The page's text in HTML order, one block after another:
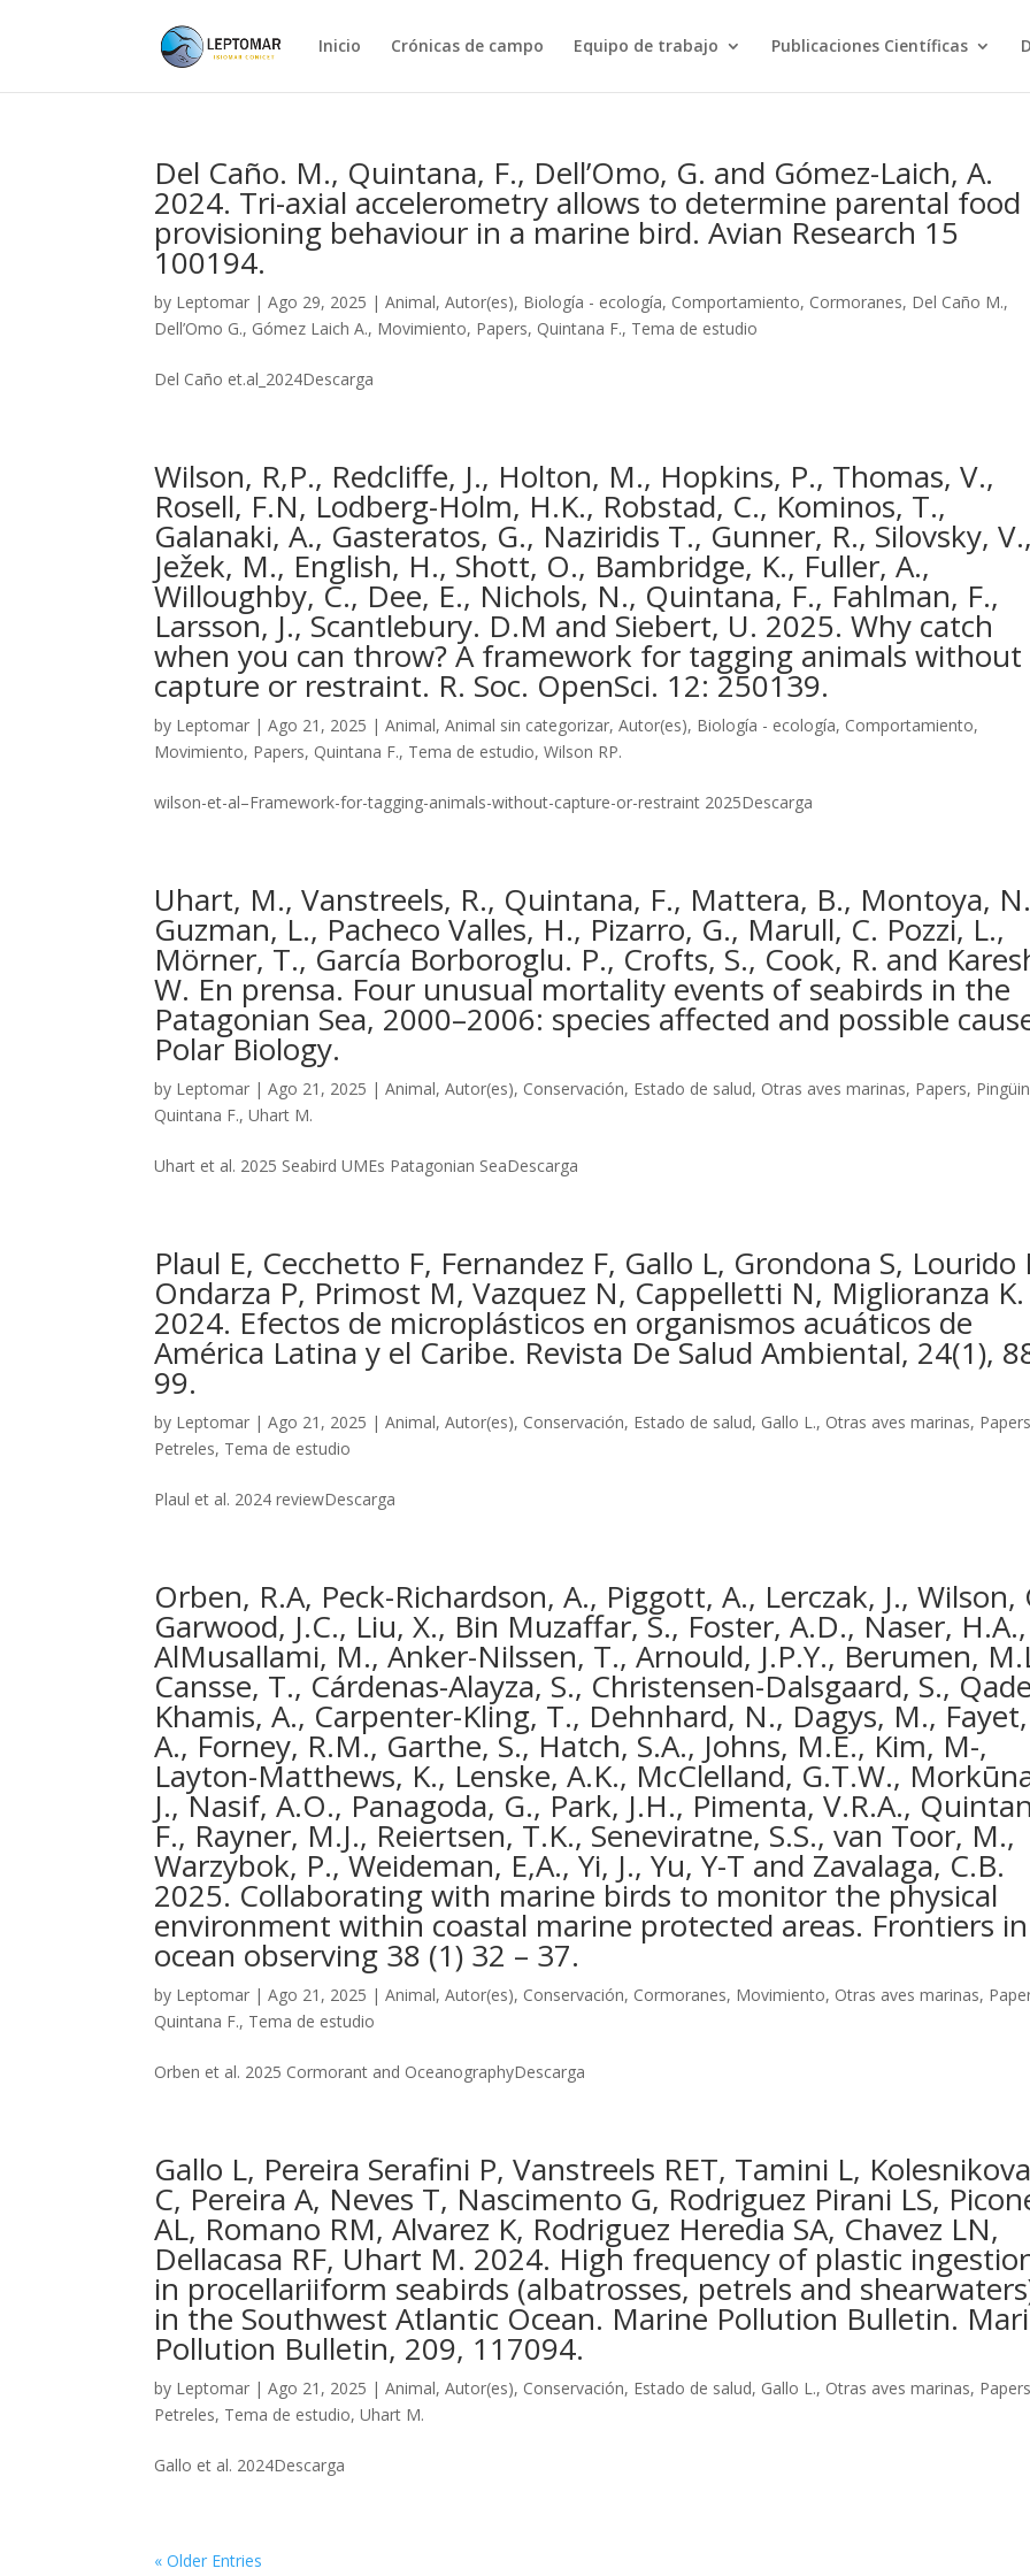
Inicio Crónicas de campo Equipo de trabajo Publicaciones Científicas
Del Caño. M., Quintana, F., Dell’Omo, G. and Gómez-Laich, A.
2024. Tri-axial accelerometry allows to determine parental food
provisioning behaviour in a marine bird. Avian Research 15
100194.
by Leptomar |Ago 29, 2025 |Animal,Autor(es), Biología - ecología, Comportamiento, Cormoranes, Del Caño M.,
Dell’Omo G., Gómez Laich A., Movimiento, Papers, Quintana F., Tema de estudio
Del Caño et.al_2024Descarga
Wilson, R,P., Redcliffe, J., Holton, M., Hopkins, P., Thomas, V.,
Rosell, F.N, Lodberg-Holm, H.K., Robstad, C., Kominos, T.,
Galanaki, A., Gasteratos, G., Naziridis T., Gunner, R., Silovsky, V.,
Ježek, M., English, H., Shott, O., Bambridge, K., Fuller, A.,
Willoughby, C., Dee, E., Nichols, N., Quintana, F., Fahlman, F.,
Larsson, J., Scantlebury. D.M and Siebert, U. 2025. Why catch
when you can throw? A framework for tagging animals without
capture or restraint. R. Soc. OpenSci. 12: 250139.
by Leptomar |Ago 21, 2025 |Animal,Animal sin categorizar,Autor(es), Biología - ecología, Comportamiento,
Movimiento, Papers, Quintana F., Tema de estudio,Wilson RP.
wilson-et-al–Framework-for-tagging-animals-without-capture-or-restraint 2025Descarga
Uhart, M., Vanstreels, R., Quintana, F., Mattera, B., Montoya,
Guzman, L., Pacheco Valles, H., Pizarro, G., Marull, C. Pozzi, L.,
Mörner, T., García Borboroglu. P., Crofts, S., Cook, R. and
W. En prensa. Four unusual mortality events of seabirds in the
Patagonian Sea, 2000–2006: species affected and possible
Polar Biology.
by Leptomar |Ago 21, 2025 |Animal,Autor(es), Conservación, Estado de salud, Otras aves marinas, Papers,
Quintana F.,Uhart M.
Uhart et al. 2025 Seabird UMEs Patagonian SeaDescarga
Plaul E, Cecchetto F, Fernandez F, Gallo L, Grondona S, Lourido
Ondarza P, Primost M, Vazquez N, Cappelletti N, Miglioranza K.
2024. Efectos de microplásticos en organismos acuáticos de
América Latina y el Caribe. Revista De Salud Ambiental, 24(1),
99.
by Leptomar |Ago 21, 2025 |Animal,Autor(es), Conservación, Estado de salud, Gallo L., Otras aves marinas, Papers
Petreles, Tema de estudio
Plaul et al. 2024 reviewDescarga
Orben, R.A, Peck-Richardson, A., Piggott, A., Lerczak, J., Wilson,
Garwood, J.C., Liu, X., Bin Muzaffar, S., Foster, A.D., Naser, H.A.,
AlMusallami, M., Anker-Nilssen, T., Arnould, J.P.Y., Berumen,
Cansse, T., Cárdenas-Alayza, S., Christensen-Dalsgaard, S.,
Khamis, A., Carpenter-Kling, T., Dehnhard, N., Dagys, M., Fayet,
A., Forney, R.M., Garthe, S., Hatch, S.A., Johns, M.E., Kim, M-,
Layton-Matthews, K., Lenske, A.K., McClelland, G.T.W.,
J., Nasif, A.O., Panagoda, G., Park, J.H., Pimenta, V.R.A.,
F., Rayner, M.J., Reiertsen, T.K., Seneviratne, S.S., van Toor, M.,
Warzybok, P., Weideman, E,A., Yi, J., Yu, Y-T and Zavalaga, C.B.
2025. Collaborating with marine birds to monitor the physical
environment within coastal marine protected areas. Frontiers in
ocean observing 38 (1) 32 – 37.
by Leptomar |Ago 21, 2025 |Animal,Autor(es), Conservación, Cormoranes, Movimiento, Otras aves marinas,
Quintana F., Tema de estudio
Orben et al. 2025 Cormorant and OceanographyDescarga
Gallo L, Pereira Serafini P, Vanstreels RET, Tamini L,
C, Pereira A, Neves T, Nascimento G, Rodriguez Pirani LS,
AL, Romano RM, Alvarez K, Rodriguez Heredia SA, Chavez LN,
Dellacasa RF, Uhart M. 2024. High frequency of plastic
in procellariiform seabirds (albatrosses, petrels and
in the Southwest Atlantic Ocean. Marine Pollution Bulletin.
Pollution Bulletin, 209, 117094.
by Leptomar |Ago 21, 2025 |Animal,Autor(es), Conservación, Estado de salud, Gallo L., Otras aves marinas, Papers
Petreles, Tema de estudio,Uhart M.
Gallo et al. 2024Descarga
« Older Entries